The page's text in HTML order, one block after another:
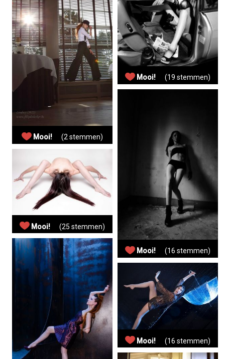
Mooi! (2 stemmen)
Mooi! (25 stemmen)
Mooi! (19 stemmen)
Mooi! (16 stemmen)
Mooi! (16 stemmen)